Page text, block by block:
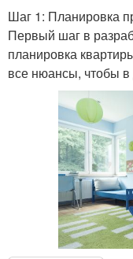
Шаг 1: Планировка
Первый шаг в
планировка
все нюансы, чтобы